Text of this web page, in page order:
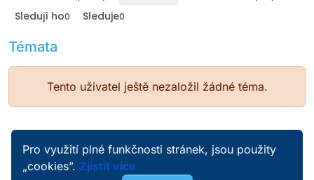
Sledují ho0 Sleduje0
Témata
Tento uživatel ještě nezaložil žádné téma.
Pro využití plné funkčnosti stránek, jsou použity
„cookies”. Zjistit více